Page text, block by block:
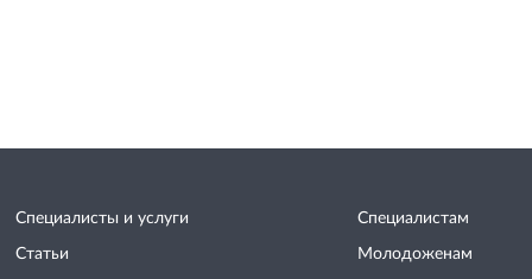
Специалисты и услуги
Статьи
Специалистам
Молодоженам